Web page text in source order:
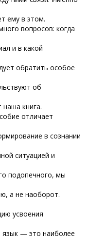
ему в этом.
вопросов: когда
и в какой
обратить особое
об
книга.
отличает
в сознании
ситуацией и
подопечного, мы
а не наоборот.
усвоения
язык — это наиболее